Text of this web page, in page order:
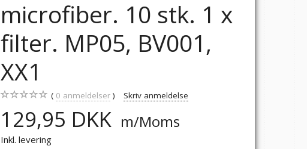
microfiber. 10 stk. 1 x
filter. MP05, BV001,
XX1
0 anmeldelser Skriv anmeldelse
129,95 DKK m/Moms
Inkl. levering